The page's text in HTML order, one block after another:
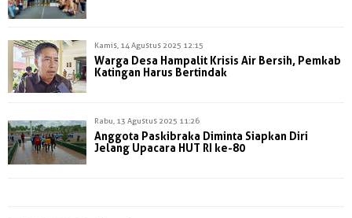
Kamis, 14 Agustus 2025 12:15
Warga Desa Hampalit Krisis Air Bersih, Pemkab
Katingan Harus Bertindak
Rabu, 13 Agustus 2025 11:26
Anggota Paskibraka Diminta Siapkan Diri
Jelang Upacara HUT RI ke-80